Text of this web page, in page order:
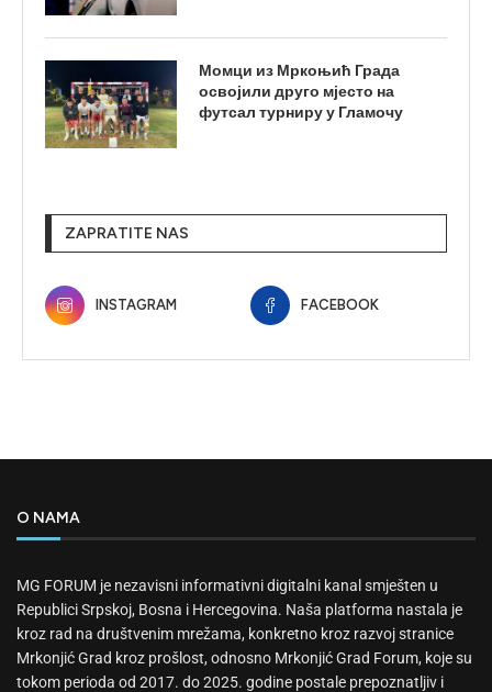
Момци из Мркоњић Града
освојили друго мјесто на
футсал турниру у Гламочу
ZAPRATITE NAS
INSTAGRAM FACEBOOK
O NAMA
MG FORUM je nezavisni informativni digitalni kanal smješten u
Republici Srpskoj, Bosna i Hercegovina. Naša platforma nastala je
kroz rad na društvenim mrežama, konkretno kroz razvoj stranice
Mrkonjić Grad kroz prošlost, odnosno Mrkonjić Grad Forum, koje su
tokom perioda od 2017. do 2025. godine postale prepoznatljiv i